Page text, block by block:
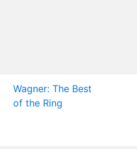
Wagner: The Best
of the Ring